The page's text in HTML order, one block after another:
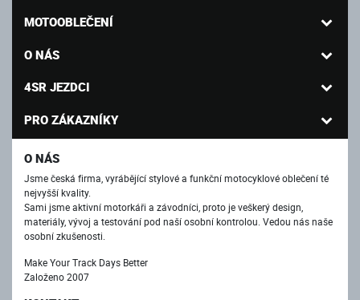
MOTOOBLEČENÍ
O NÁS
4SR JEZDCI
PRO ZÁKAZNÍKY
O NÁS
Jsme česká firma, vyrábějící stylové a funkční motocyklové oblečení té
nejvyšší kvality.
Sami jsme aktivní motorkáři a závodníci, proto je veškerý design,
materiály, vývoj a testování pod naší osobní kontrolou. Vedou nás naše
osobní zkušenosti.
Make Your Track Days Better
Založeno 2007